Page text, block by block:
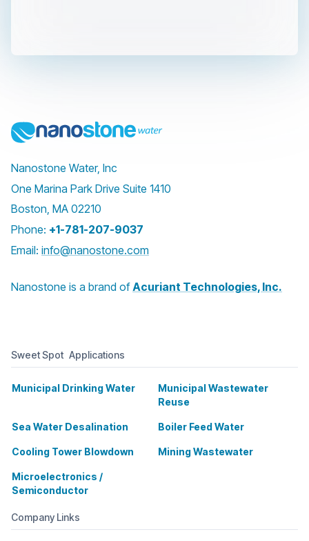
Nanostone Water, Inc
One Marina Park Drive Suite 1410
Boston, MA 02210
Phone: +1-781-207-9037
Email: info@nanostone.com
Nanostone is a brand ofAcuriant Technologies, Inc.
Sweet Spot Applications
Municipal Drinking Water
Municipal Wastewater
Reuse
Sea Water Desalination Boiler Feed Water
Cooling Tower Blowdown Mining Wastewater
Microelectronics /
Semiconductor
Company Links